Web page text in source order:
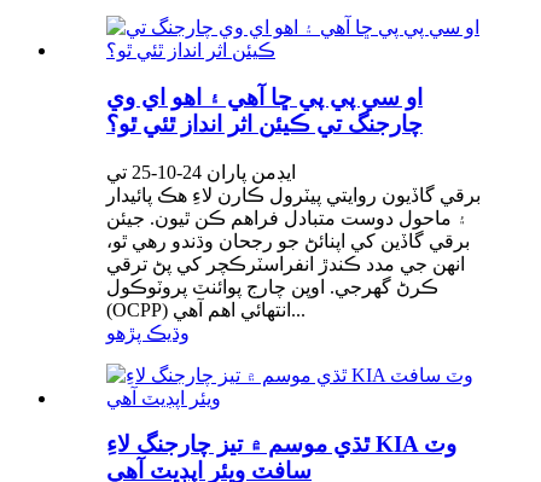
او سي پي پي ڇا آهي ۽ اهو اي وي
چارجنگ تي ڪيئن اثر انداز ٿئي ٿو؟
ايڊمن پاران 24-10-25 تي
برقي گاڏيون روايتي پيٽرول ڪارن لاءِ هڪ پائيدار
۽ ماحول دوست متبادل فراهم ڪن ٿيون. جيئن
برقي گاڏين کي اپنائڻ جو رجحان وڌندو رهي ٿو،
انهن جي مدد ڪندڙ انفراسٽرڪچر کي پڻ ترقي
ڪرڻ گهرجي. اوپن چارج پوائنٽ پروٽوڪول
(OCPP) انتهائي اهم آهي...
وڌيڪ پڙهو
ٿڌي موسم ۾ تيز چارجنگ لاءِ KIA وٽ
سافٽ ويئر اپڊيٽ آهي